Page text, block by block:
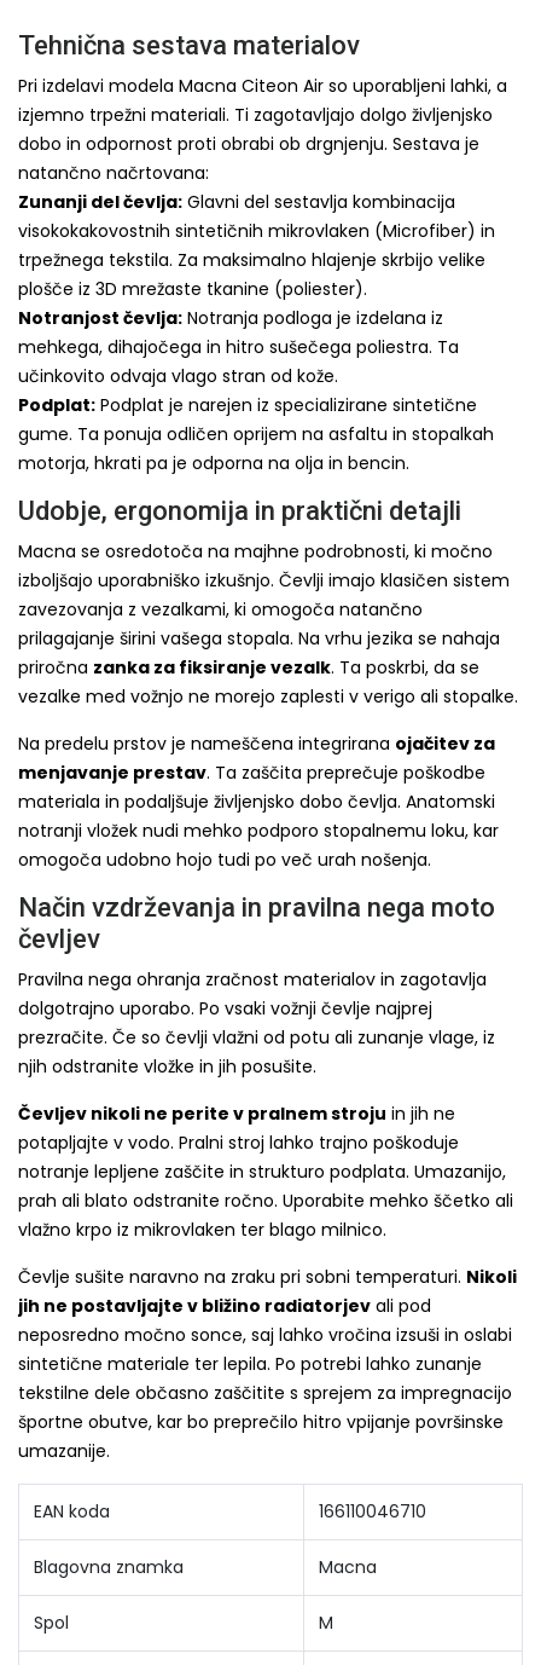
Tehnična sestava materialov
Pri izdelavi modela Macna Citeon Air so uporabljeni lahki, a
izjemno trpežni materiali. Ti zagotavljajo dolgo življenjsko
dobo in odpornost proti obrabi ob drgnjenju. Sestava je
natančno načrtovana:
Zunanji del čevlja: Glavni del sestavlja kombinacija
visokokakovostnih sintetičnih mikrovlaken (Microfiber) in
trpežnega tekstila. Za maksimalno hlajenje skrbijo velike
plošče iz 3D mrežaste tkanine (poliester).
Notranjost čevlja: Notranja podloga je izdelana iz
mehkega, dihajočega in hitro sušečega poliestra. Ta
učinkovito odvaja vlago stran od kože.
Podplat: Podplat je narejen iz specializirane sintetične
gume. Ta ponuja odličen oprijem na asfaltu in stopalkah
motorja, hkrati pa je odporna na olja in bencin.
Udobje, ergonomija in praktični detajli
Macna se osredotoča na majhne podrobnosti, ki močno
izboljšajo uporabniško izkušnjo. Čevlji imajo klasičen sistem
zavezovanja z vezalkami, ki omogoča natančno
prilagajanje širini vašega stopala. Na vrhu jezika se nahaja
priročna zanka za fiksiranje vezalk. Ta poskrbi, da se
vezalke med vožnjo ne morejo zaplesti v verigo ali stopalke.
Na predelu prstov je nameščena integrirana ojačitev za
menjavanje prestav. Ta zaščita preprečuje poškodbe
materiala in podaljšuje življenjsko dobo čevlja. Anatomski
notranji vložek nudi mehko podporo stopalnemu loku, kar
omogoča udobno hojo tudi po več urah nošenja.
Način vzdrževanja in pravilna nega moto
čevljev
Pravilna nega ohranja zračnost materialov in zagotavlja
dolgotrajno uporabo. Po vsaki vožnji čevlje najprej
prezračite. Če so čevlji vlažni od potu ali zunanje vlage, iz
njih odstranite vložke in jih posušite.
Čevljev nikoli ne perite v pralnem stroju in jih ne
potapljajte v vodo. Pralni stroj lahko trajno poškoduje
notranje lepljene zaščite in strukturo podplata. Umazanijo,
prah ali blato odstranite ročno. Uporabite mehko ščetko ali
vlažno krpo iz mikrovlaken ter blago milnico.
Čevlje sušite naravno na zraku pri sobni temperaturi. Nikoli
jih ne postavljajte v bližino radiatorjev ali pod
neposredno močno sonce, saj lahko vročina izsuši in oslabi
sintetične materiale ter lepila. Po potrebi lahko zunanje
tekstilne dele občasno zaščitite s sprejem za impregnacijo
športne obutve, kar bo preprečilo hitro vpijanje površinske
umazanije.
EAN koda 166110046710
Blagovna znamka Macna
Spol M